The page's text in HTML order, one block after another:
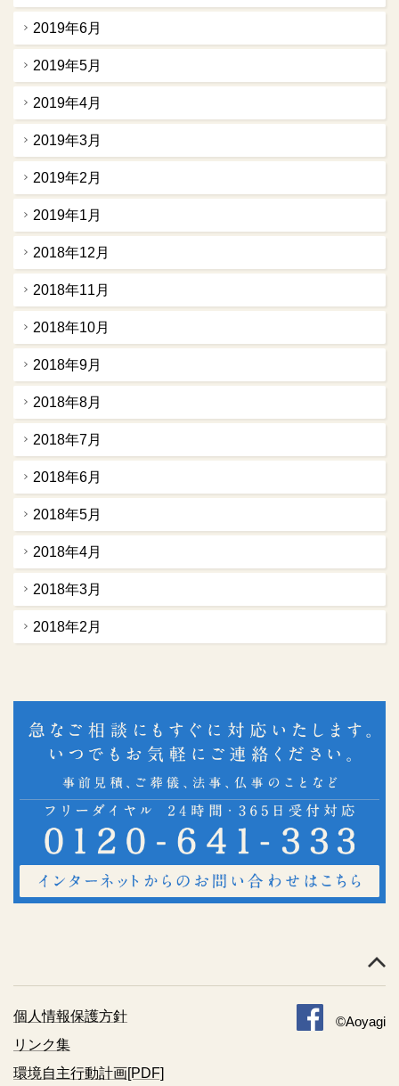
2019年6月
2019年5月
2019年4月
2019年3月
2019年2月
2019年1月
2018年12月
2018年11月
2018年10月
2018年9月
2018年8月
2018年7月
2018年6月
2018年5月
2018年4月
2018年3月
2018年2月
個人情報保護方針
リンク集
環境自主行動計画[PDF]
©Aoyagi